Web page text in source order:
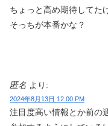
ちょっと高め期待してた
そっちが本番かな？
匿名 より:
2024年8月13日 12:00 PM
注目度高い情報とか前の